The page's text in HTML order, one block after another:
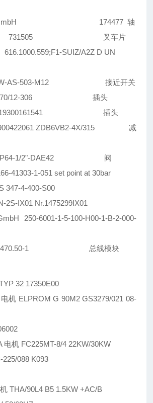
GmbH 174477 轴
731505 叉车片
SUIZ/A2Z D UN
AS-503-M12 接近开关
12-306 插头
19300161541 插头
ZDB6VB2-4X/315 减
1/2"-DAE42 阀
1-051 set point at 30bar
347-4-400-S00
IX01 Nr.1475299IX01
250-6001-1-5-100-H00-1-B-2-000-
1 总线模块
32 17350E00
机 ELPROM G 90M2 GS3279/021 08-
电机 FC225MT-8/4 22KW/30KW
088 K093
THA/90L4 B5 1.5KW +AC/B